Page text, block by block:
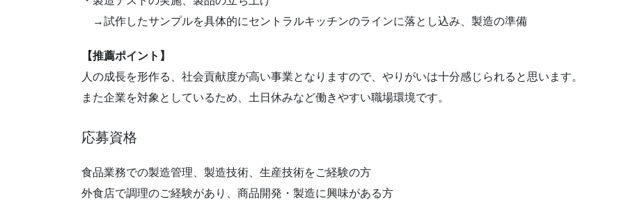
→試作したサンプルを具体的にセントラルキッチンのラインに落とし込み、製造の準備
【推薦ポイント】
人の成長を形作る、社会貢献度が高い事業となりますので、やりがいは十分感じられると思います。
また企業を対象としているため、土日休みなど働きやすい職場環境です。
応募資格
食品業務での製造管理、製造技術、生産技術をご経験の方
外食店で調理のご経験があり、商品開発・製造に興味がある方